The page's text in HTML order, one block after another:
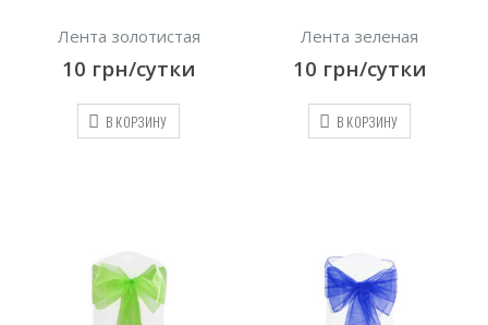
Лента золотистая
10 грн/сутки
В КОРЗИНУ
Лента зеленая
10 грн/сутки
В КОРЗИНУ